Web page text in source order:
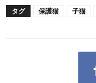
タグ 保護猫 子猫